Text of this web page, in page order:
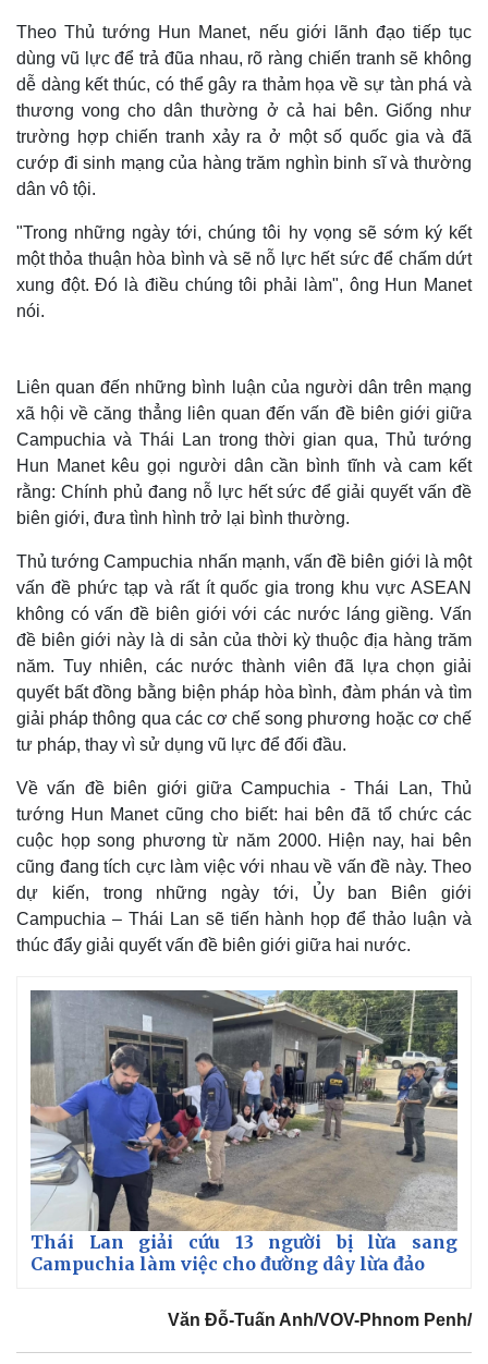
Thế giới
Quan sát
Cuộc sống đó đây
Hồ sơ
Multimedia
Video
Ảnh
E-Magazine
Infographic
Theo Thủ tướng Hun Manet, nếu giới lãnh đạo tiếp tục
dùng vũ lực để trả đũa nhau, rõ ràng chiến tranh sẽ không
dễ dàng kết thúc, có thể gây ra thảm họa về sự tàn phá và
thương vong cho dân thường ở cả hai bên. Giống như
trường hợp chiến tranh xảy ra ở một số quốc gia và đã
cướp đi sinh mạng của hàng trăm nghìn binh sĩ và thường
dân vô tội.
"Trong những ngày tới, chúng tôi hy vọng sẽ sớm ký kết
một thỏa thuận hòa bình và sẽ nỗ lực hết sức để chấm dứt
xung đột. Đó là điều chúng tôi phải làm", ông Hun Manet
nói.
Liên quan đến những bình luận của người dân trên mạng
xã hội về căng thẳng liên quan đến vấn đề biên giới giữa
Campuchia và Thái Lan trong thời gian qua, Thủ tướng
Hun Manet kêu gọi người dân cần bình tĩnh và cam kết
rằng: Chính phủ đang nỗ lực hết sức để giải quyết vấn đề
biên giới, đưa tình hình trở lại bình thường.
Thủ tướng Campuchia nhấn mạnh, vấn đề biên giới là một
vấn đề phức tạp và rất ít quốc gia trong khu vực ASEAN
không có vấn đề biên giới với các nước láng giềng. Vấn
đề biên giới này là di sản của thời kỳ thuộc địa hàng trăm
năm. Tuy nhiên, các nước thành viên đã lựa chọn giải
quyết bất đồng bằng biện pháp hòa bình, đàm phán và tìm
giải pháp thông qua các cơ chế song phương hoặc cơ chế
tư pháp, thay vì sử dụng vũ lực để đối đầu.
Về vấn đề biên giới giữa Campuchia - Thái Lan, Thủ
tướng Hun Manet cũng cho biết: hai bên đã tổ chức các
cuộc họp song phương từ năm 2000. Hiện nay, hai bên
cũng đang tích cực làm việc với nhau về vấn đề này. Theo
dự kiến, trong những ngày tới, Ủy ban Biên giới
Campuchia – Thái Lan sẽ tiến hành họp để thảo luận và
thúc đẩy giải quyết vấn đề biên giới giữa hai nước.
Thái Lan giải cứu 13 người bị lừa sang
Campuchia làm việc cho đường dây lừa đảo
Văn Đỗ-Tuấn Anh/VOV-Phnom Penh/